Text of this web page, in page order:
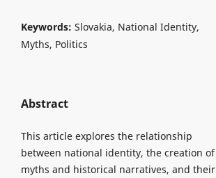
Keywords: Slovakia, National Identity,
Myths, Politics
Abstract
This article explores the relationship
between national identity, the creation of
myths and historical narratives, and their